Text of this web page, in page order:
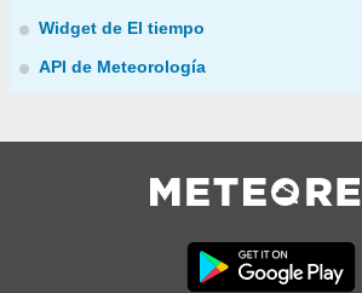
Widget de El tiempo
API de Meteorología